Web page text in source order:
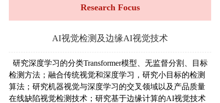
Research Focus
AI视觉检测及边缘AI视觉技术
研究深度学习的分类Transformer模型、无监督分割、目标
检测方法；融合传统视觉和深度学习，研究小目标的检测
算法；研究机器视觉与深度学习的交叉领域以及产品质量
在线缺陷视觉检测技术；研究基于边缘计算的AI视觉技术